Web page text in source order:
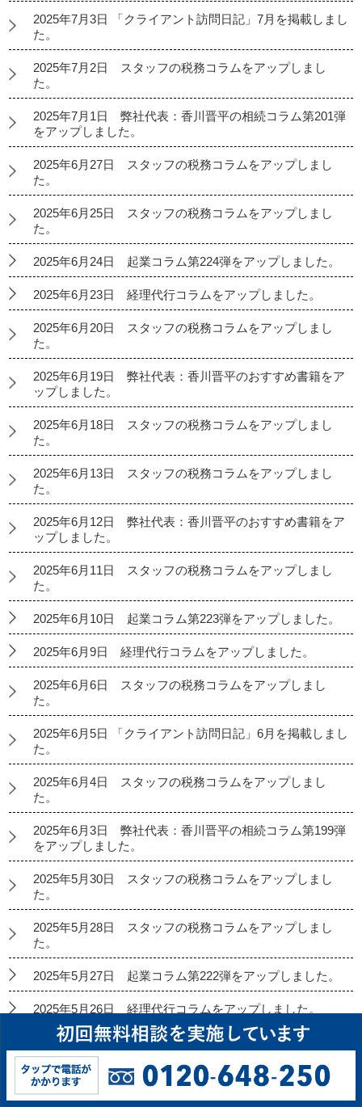
2025年7月3日 「クライアント訪問日記」7月を掲載しまし
た。
2025年7月2日 スタッフの税務コラムをアップしまし
た。
2025年7月1日 弊社代表：香川晋平の相続コラム第201弾
をアップしました。
2025年6月27日 スタッフの税務コラムをアップしまし
た。
2025年6月25日 スタッフの税務コラムをアップしまし
た。
2025年6月24日 起業コラム第224弾をアップしました。
2025年6月23日 経理代行コラムをアップしました。
2025年6月20日 スタッフの税務コラムをアップしまし
た。
2025年6月19日 弊社代表：香川晋平のおすすめ書籍をア
ップしました。
2025年6月18日 スタッフの税務コラムをアップしまし
た。
2025年6月13日 スタッフの税務コラムをアップしまし
た。
2025年6月12日 弊社代表：香川晋平のおすすめ書籍をア
ップしました。
2025年6月11日 スタッフの税務コラムをアップしまし
た。
2025年6月10日 起業コラム第223弾をアップしました。
2025年6月9日 経理代行コラムをアップしました。
2025年6月6日 スタッフの税務コラムをアップしまし
た。
2025年6月5日 「クライアント訪問日記」6月を掲載しまし
た。
2025年6月4日 スタッフの税務コラムをアップしまし
た。
2025年6月3日 弊社代表：香川晋平の相続コラム第199弾
をアップしました。
2025年5月30日 スタッフの税務コラムをアップしまし
た。
2025年5月28日 スタッフの税務コラムをアップしまし
た。
2025年5月27日 起業コラム第222弾をアップしました。
2025年5月26日 経理代行コラムをアップしました。
2025年5月23日 スタッフの税務コラムをアップしまし
た。
2025年5月21日 スタッフの税務コラムをアップしまし